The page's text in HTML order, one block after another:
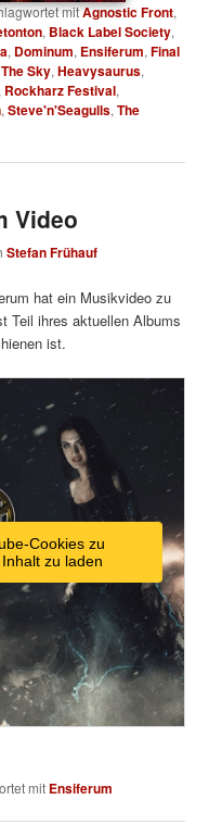
mitAgnostic Front,
, Black Label Society,
, Dominum, Ensiferum,Final
Sky,Heavysaurus,
Rockharz Festival,
,Steve'n'Seagulls,The
Video
Stefan Frühauf
hat ein Musikvideo zu
Teil ihres aktuellen Albums
ist.
Cookies zu
zu laden
mit Ensiferum